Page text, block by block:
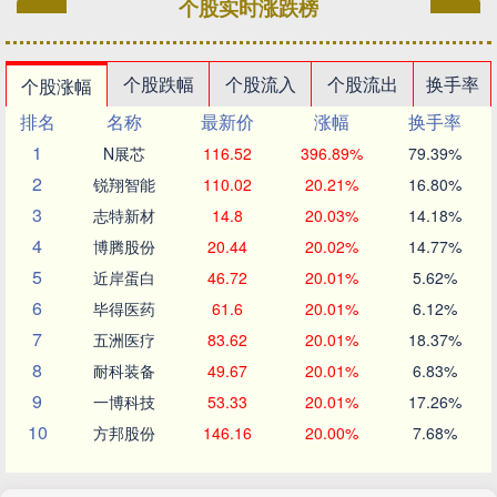
个股实时涨跌榜
个股涨幅 个股跌幅 个股流入 个股流出
换手率
排名
名称 最新价 涨幅
换手率
1
N展芯 116.52 396.89% 79.39%
2 锐翔智能 110.02 20.21% 16.80%
3 志特新材 14.8 20.03% 14.18%
4 博腾股份 20.44 20.02% 14.77%
5 近岸蛋白 46.72 20.01% 5.62%
6 毕得医药 61.6 20.01% 6.12%
7 五洲医疗 83.62 20.01% 18.37%
8 耐科装备 49.67 20.01% 6.83%
9 一博科技 53.33 20.01% 17.26%
10 方邦股份 146.16 20.00% 7.68%